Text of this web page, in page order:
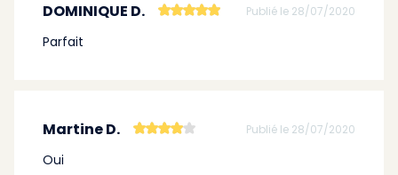
DOMINIQUE D. Publié le 28/07/2020
Parfait
Martine D. Publié le 28/07/2020
Oui